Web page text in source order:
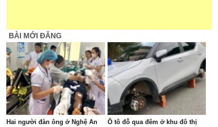
BÀI MỚI ĐĂNG
Hai người đàn ông ở Nghệ An
Ô tô đỗ qua đêm ở khu đô thị